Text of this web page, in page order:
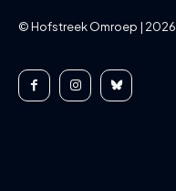
© Hofstreek Omroep | 2026